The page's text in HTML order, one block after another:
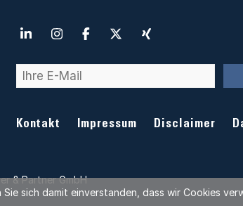
Kontakt Impressum Disclaimer
& Partner GmbH
sich damit einverstanden, dass wir Cookies